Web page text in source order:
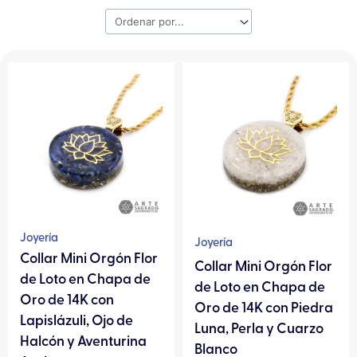
Joyería
Collar Mini Orgón Flor
de Loto en Chapa de
Oro de 14K con
Lapislázuli, Ojo de
Halcón y Aventurina
producto
tiene
múltiples
variantes.
Las
se
elegir
en
página
de
Joyería
Collar Mini Orgón Flor
de Loto en Chapa de
Oro de 14K con Piedra
Luna, Perla y Cuarzo
Blanco
producto
tiene
múltiples
variantes.
Las
se
la